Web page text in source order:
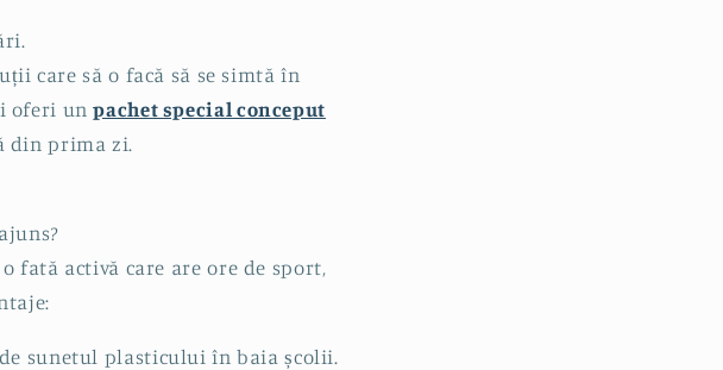
care să o facă să se simtă în
i oferi unpachet special conceput
din prima zi.
fată activă care are ore de sport,
sunetul plasticului în baia școlii.